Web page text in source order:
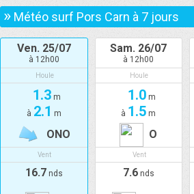
» Météo surf Pors Carn à 7 jours
Ven. 25/07
à 12h00
Houle
1.3 m
à 2.1 m
ONO
Vent
16.7 nds
Sam. 26/07
à 12h00
Houle
1.0m
à 1.5 m
O
Vent
7.6nds